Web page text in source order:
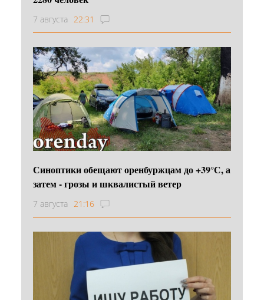
7 августа 22:31
Синоптики обещают оренбуржцам до +39°С, а
затем - грозы и шквалистый ветер
7 августа 21:16